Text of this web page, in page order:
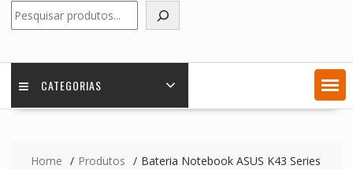
CATEGORIAS
Home Produtos Bateria Notebook ASUS K43 Series